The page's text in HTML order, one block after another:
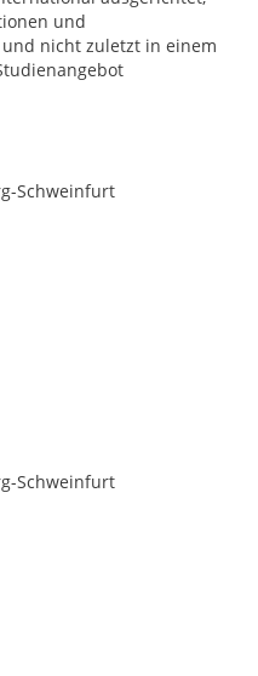
und
nicht zuletzt in einem
Schweinfurt
Schweinfurt